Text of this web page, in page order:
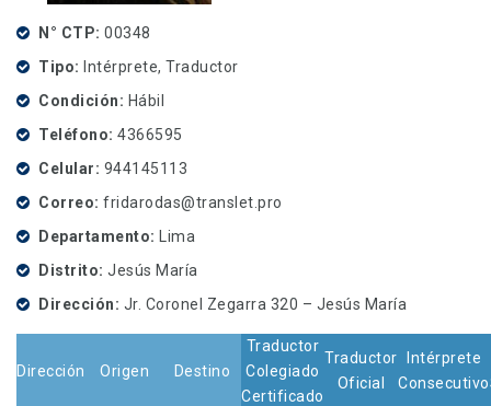
N° CTP 00348
Tipo Intérprete, Traductor
Condición
Hábil
Teléfono 4366595
Celular
944145113
Correo fridarodas@translet.pro
Departamento Lima
Distrito Jesús María
Dirección
Jr. Coronel Zegarra 320 – Jesús María
Dirección Origen Destino
Traductor
Colegiado
Certificado
Traductor
Oficial
Intérprete
Consecutivo